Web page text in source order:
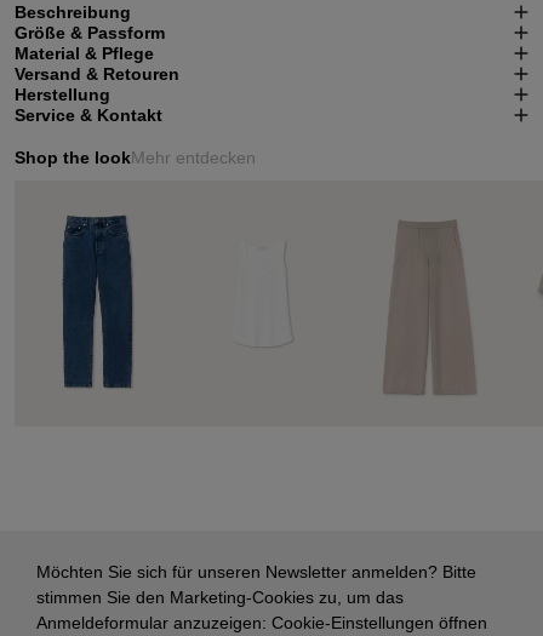
Beschreibung
Größe & Passform
Material & Pflege
Versand & Retouren
Herstellung
Service & Kontakt
Shop the lookMehr entdecken
Möchten Sie sich für unseren Newsletter anmelden? Bitte
stimmen Sie den Marketing-Cookies zu, um das
Anmeldeformular anzuzeigen: Cookie-Einstellungen öffnen